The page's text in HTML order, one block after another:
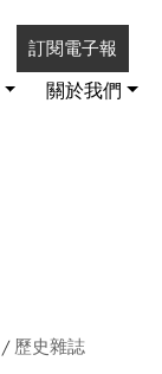
訂閱電子報
關於我們
歷史雜誌